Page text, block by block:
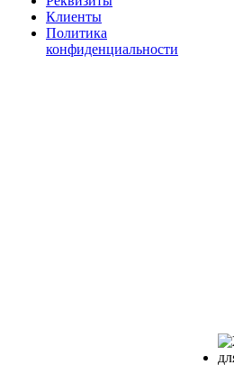
Клиенты
Политика
конфиденциальности